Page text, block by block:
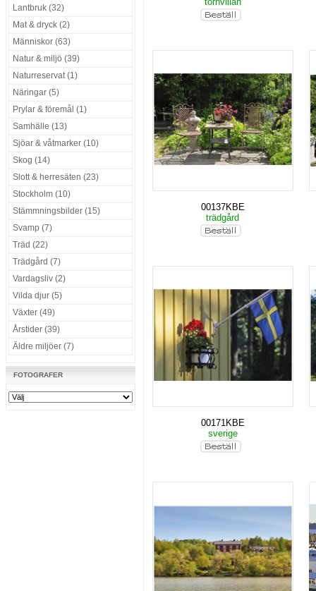
Lantbruk (32)
Mat & dryck (2)
Människor (63)
Natur & miljö (39)
Naturreservat (1)
Näringar (5)
Prylar & föremål (1)
Samhälle (13)
Sjöar & våtmarker (10)
Skog (14)
Slott & herresäten (23)
Stockholm (10)
Stämmningsbilder (15)
Svamp (7)
Träd (22)
Trädgård (7)
Vardagsliv (2)
Vilda djur (5)
Växter (49)
Årstider (39)
Äldre miljöer (7)
FOTOGRAFER
00137KBE
trädgård
00171KBE
sverige